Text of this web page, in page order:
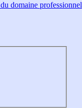
domaine professionnel